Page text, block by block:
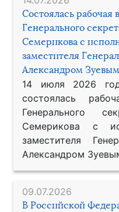
Состоялась рабочая
Генерального
Семерикова с
заместителя
Александром Зуевым
14 июля 2026
состоялась
Генерального
Семерикова с
заместителя
Александром
09.07.2026
В Российской